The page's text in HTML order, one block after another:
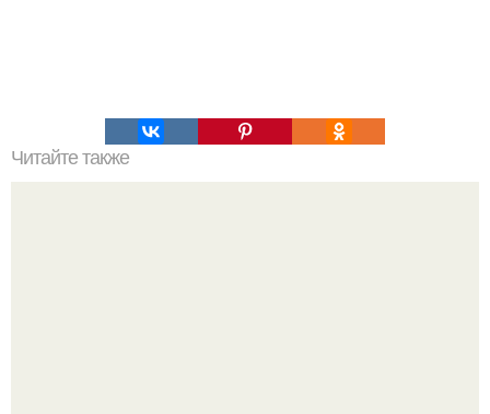
Читайте также